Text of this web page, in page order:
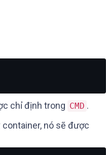
chỉ định trong CMD .
nó sẽ được